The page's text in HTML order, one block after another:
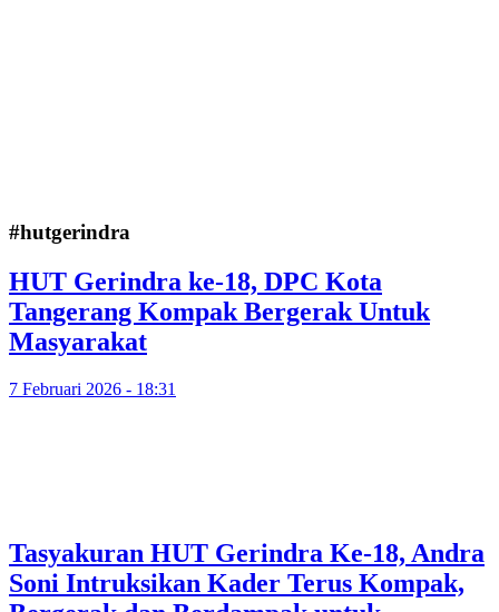
#hutgerindra
HUT Gerindra ke-18, DPC Kota
Tangerang Kompak Bergerak Untuk
Masyarakat
7 Februari 2026 - 18:31
Tasyakuran HUT Gerindra Ke-18, Andra
Soni Intruksikan Kader Terus Kompak,